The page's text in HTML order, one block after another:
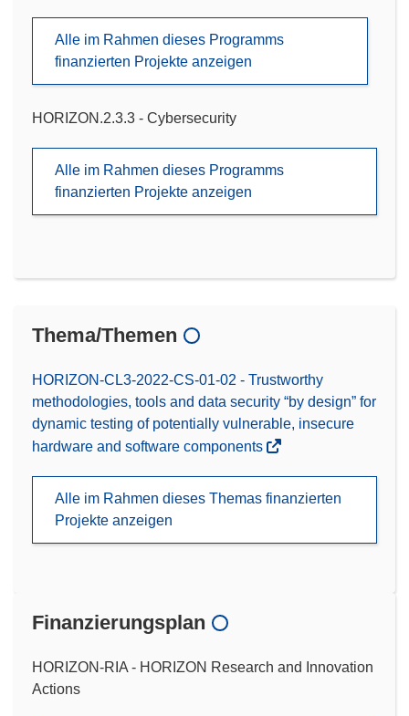
Alle im Rahmen dieses Programms
finanzierten Projekte anzeigen
HORIZON.2.3.3 - Cybersecurity
Alle im Rahmen dieses Programms
finanzierten Projekte anzeigen
Thema/Themen
HORIZON-CL3-2022-CS-01-02 - Trustworthy
methodologies, tools and data security “by design” for
dynamic testing of potentially vulnerable, insecure
hardware and software components
Alle im Rahmen dieses Themas finanzierten
Projekte anzeigen
Finanzierungsplan
HORIZON-RIA - HORIZON Research and Innovation
Actions